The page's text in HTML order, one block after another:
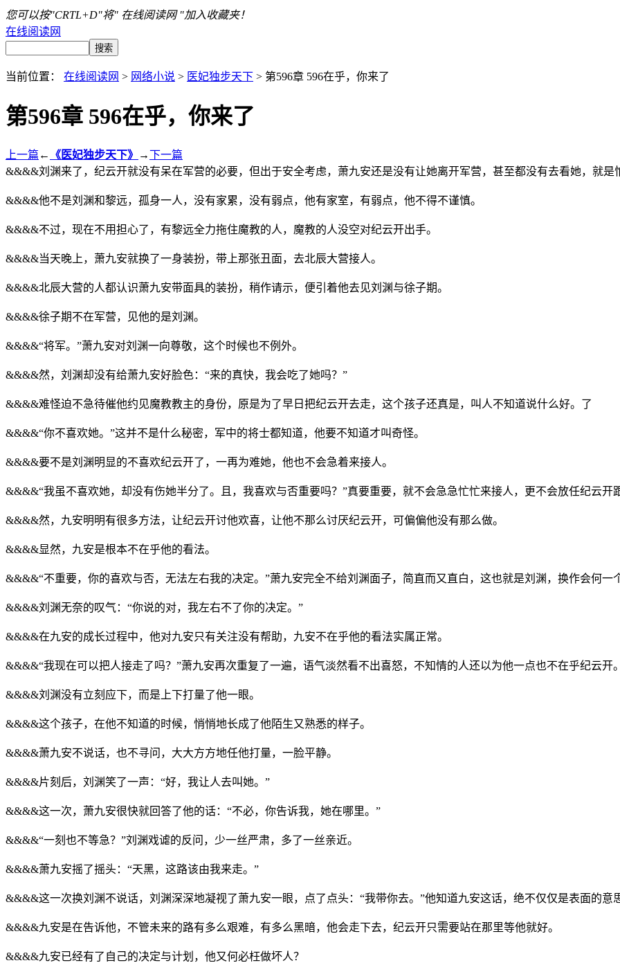
您可以按"CRTL+D"将" 在线阅读网 "加入收藏夹！
在线阅读网
当前位置： 在线阅读网 > 网络小说 > 医妃独步天下 > 第596章 596在乎，你来了
第596章 596在乎，你来了
上一篇 ← 《医妃独步天下》 →下一篇
&&&&刘渊来了，纪云开就没有呆在军营的必要，但出于安全考虑，萧九安还是没有让她离开军营，甚至都没有去看她，就
&&&&他不是刘渊和黎远，孤身一人，没有家累，没有弱点，他有家室，有弱点，他不得不谨慎。
&&&&不过，现在不用担心了，有黎远全力拖住魔教的人，魔教的人没空对纪云开出手。
&&&&当天晚上，萧九安就换了一身装扮，带上那张丑面，去北辰大营接人。
&&&&北辰大营的人都认识萧九安带面具的装扮，稍作请示，便引着他去见刘渊与徐子期。
&&&&徐子期不在军营，见他的是刘渊。
&&&&“将军。”萧九安对刘渊一向尊敬，这个时候也不例外。
&&&&然，刘渊却没有给萧九安好脸色：“来的真快，我会吃了她吗？”
&&&&难怪迫不急待催他约见魔教教主的身份，原是为了早日把纪云开去走，这个孩子还真是，叫人不知道说什么好。了
&&&&“你不喜欢她。”这并不是什么秘密，军中的将士都知道，他要不知道才叫奇怪。
&&&&要不是刘渊明显的不喜欢纪云开了，一再为难她，他也不会急着来接人。
&&&&“我虽不喜欢她，却没有伤她半分了。且，我喜欢与否重要吗？”真要重要，就不会急急忙忙来接人，更不会放任纪云
&&&&然，九安明明有很多方法，让纪云开讨他欢喜，让他不那么讨厌纪云开，可偏偏他没有那么做。
&&&&显然，九安是根本不在乎他的看法。
&&&&“不重要，你的喜欢与否，无法左右我的决定。”萧九安完全不给刘渊面子，简直而又直白，这也就是刘渊，换作会何一
&&&&刘渊无奈的叹气：“你说的对，我左右不了你的决定。”
&&&&在九安的成长过程中，他对九安只有关注没有帮助，九安不在乎他的看法实属正常。
&&&&“我现在可以把人接走了吗？”萧九安再次重复了一遍，语气淡然看不出喜怒，不知情的人还以为他一点也不在乎纪云开
&&&&刘渊没有立刻应下，而是上下打量了他一眼。
&&&&这个孩子，在他不知道的时候，悄悄地长成了他陌生又熟悉的样子。
&&&&萧九安不说话，也不寻问，大大方方地任他打量，一脸平静。
&&&&片刻后，刘渊笑了一声：“好，我让人去叫她。”
&&&&这一次，萧九安很快就回答了他的话：“不必，你告诉我，她在哪里。”
&&&&“一刻也不等急？”刘渊戏谑的反问，少一丝严肃，多了一丝亲近。
&&&&萧九安摇了摇头：“天黑，这路该由我来走。”
&&&&这一次换刘渊不说话，刘渊深深地凝视了萧九安一眼，点了点头：“我带你去。”他知道九安这话，绝不仅仅是表面的意
&&&&九安是在告诉他，不管未来的路有多么艰难，有多么黑暗，他会走下去，纪云开只需要站在那里等他就好。
&&&&九安已经有了自己的决定与计划，他又何必枉做坏人？